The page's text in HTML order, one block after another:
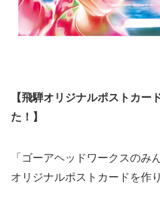
【飛騨オリジナルポストカー
た！】
「ゴーアヘッドワークスのみ
オリジナルポストカードを作